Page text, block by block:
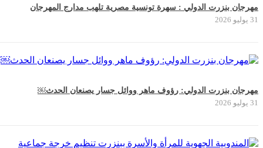
مهرجان بنزرت الدولي : سهرة تونسية مصرية تلهب مدارج المهرجان
31 يوليو 2026
مهرجان بنزرت الدولي: رؤوف ماهر ووائل جسار يصنعان الحدث￼
31 يوليو 2026